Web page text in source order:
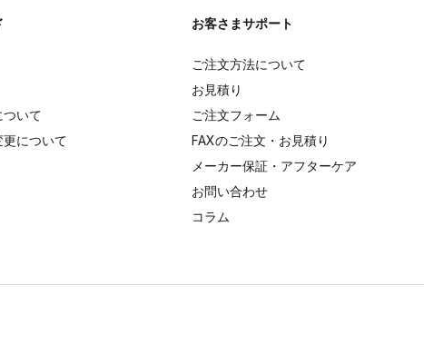
いて
について
お客さまサポート
ご注文方法について
お見積り
ご注文フォーム
FAXのご注文・お見積り
メーカー保証・アフターケア
お問い合わせ
コラム